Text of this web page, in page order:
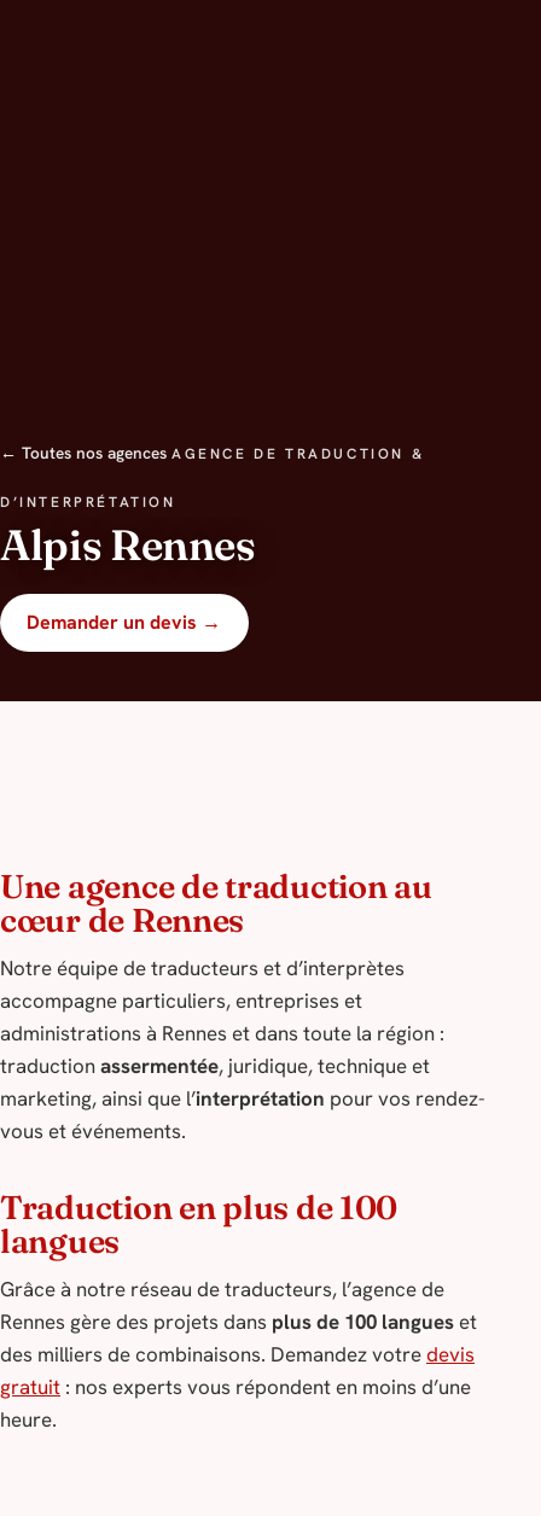
← Toutes nos agences AGENCE DE TRADUCTION &
D’INTERPRÉTATION
Alpis Rennes
Demander un devis →
Une agence de traduction au
cœur de Rennes
Notre équipe de traducteurs et d’interprètes
accompagne particuliers, entreprises et
administrations à Rennes et dans toute la région :
traductionassermentée, juridique, technique et
marketing, ainsi que l’interprétation pour vos rendez-
vous et événements.
Traduction en plus de 100
langues
Grâce à notre réseau de traducteurs, l’agence de
Rennes gère des projets dans plus de 100 langueset
des milliers de combinaisons. Demandez votredevis
gratuit : nos experts vous répondent en moins d’une
heure.